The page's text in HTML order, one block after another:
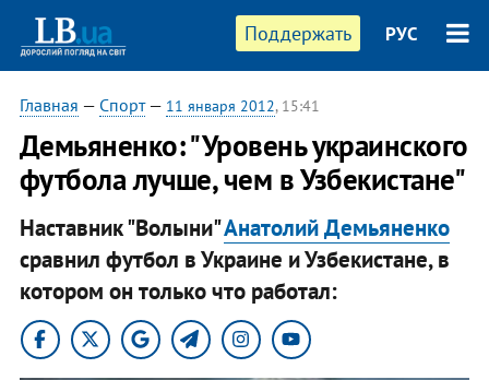
Поддержать РУС
Главная — Спорт— 11 января 2012, 15:41
Демьяненко: "Уровень украинского
футбола лучше, чем в Узбекистане"
Наставник "Волыни"Анатолий Демьяненко
сравнил футбол в Украине и Узбекистане, в
котором он только что работал: